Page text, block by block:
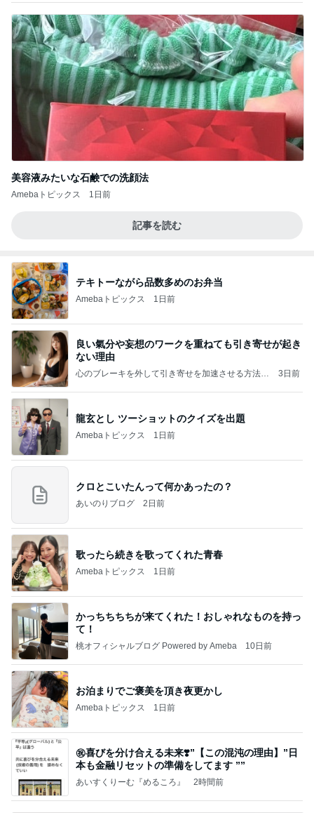
美容液みたいな石鹸での洗顔法
Amebaトピックス 1日前
記事を読む
テキトーながら品数多めのお弁当
Amebaトピックス 1日前
良い氣分や妄想のワークを重ねても引き寄せが起き
ない理由
心のブレーキを外して引き寄せを加速させる方法：
3日前
龍玄とし ツーショットのクイズを出題
Amebaトピックス 1日前
クロとこいたんって何かあったの？
あいのりブログ 2日前
歌ったら続きを歌ってくれた青春
Amebaトピックス 1日前
かっちちちちが来てくれた！おしゃれなものを持っ
て！
桃オフィシャルブログ Powered by Ameba 10日前
お泊まりでご褒美を頂き夜更かし
Amebaトピックス 1日前
㊗️喜びを分け合える未来❣️”【この混沌の理由】”⽇
本も⾦融リセットの準備をしてます ””
あいすくりーむ『めるころ』 2時間前